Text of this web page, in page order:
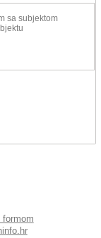
sa subjektom
formom